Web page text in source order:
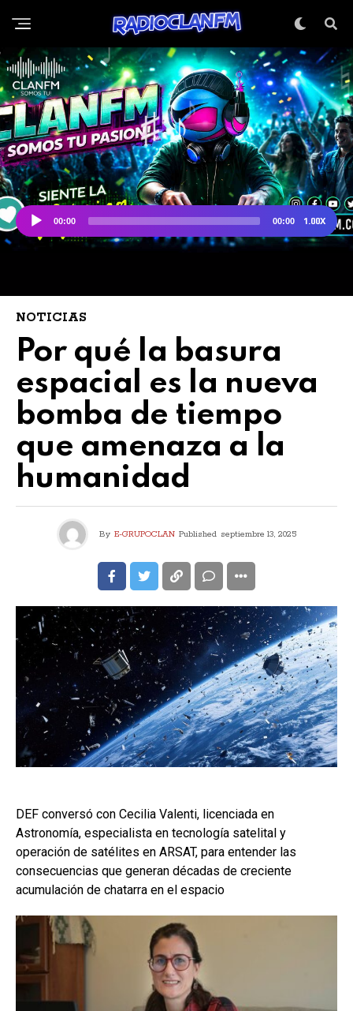
NOTICIAS
Por qué la basura
espacial es la nueva
bomba de tiempo
que amenaza a la
humanidad
By E-GRUPOCLAN Published septiembre 13, 2025
DEF conversó con Cecilia Valenti, licenciada en
Astronomía, especialista en tecnología satelital y
operación de satélites en ARSAT, para entender las
consecuencias que generan décadas de creciente
acumulación de chatarra en el espacio